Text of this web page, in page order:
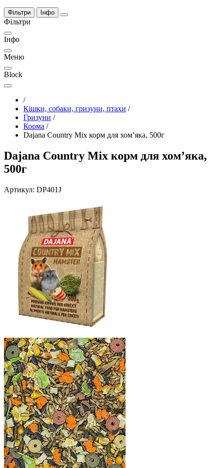
Фільтри Інфо
Фільтри
Інфо
Меню
Block
/
Кішки, собаки, гризуни, птахи /
Гризуни /
Корма /
Dajana Country Mix корм для хом’яка, 500г
Dajana Country Mix корм для хом’яка,
500г
Артикул: DP401J